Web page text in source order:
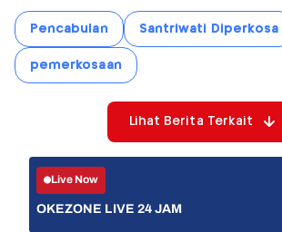
Pencabulan Santriwati Diperkosa
pemerkosaan
Lihat Berita Terkait
Live Now
OKEZONE LIVE 24 JAM